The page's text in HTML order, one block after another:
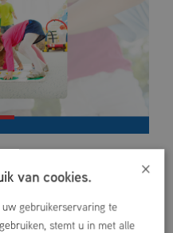
TE DOEN IS
×
van cookies.
gebruikerservaring te
stemt u in met alle